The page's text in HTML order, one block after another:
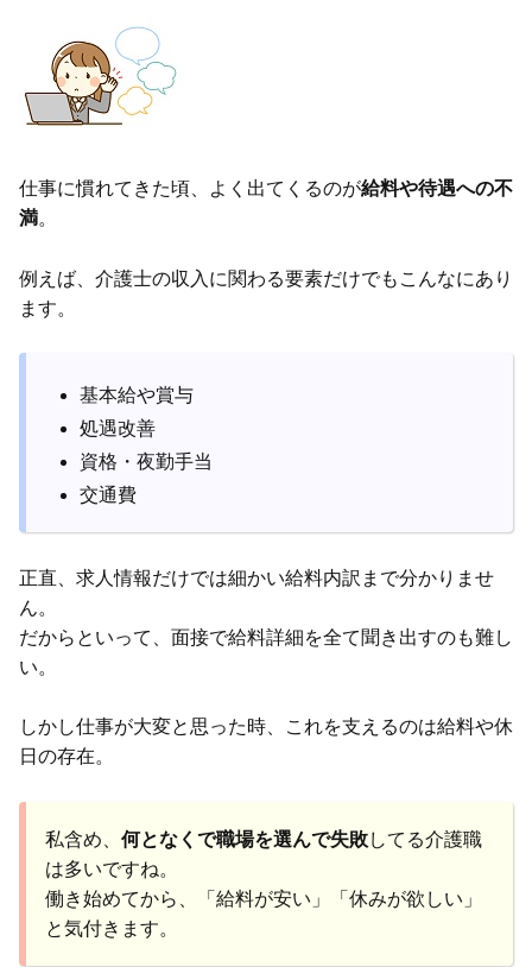
仕事に慣れてきた頃、よく出てくるのが給料や待遇への不
満。
例えば、介護士の収入に関わる要素だけでもこんなにあり
ます。
基本給や賞与
処遇改善
資格・夜勤手当
交通費
正直、求人情報だけでは細かい給料内訳まで分かりませ
ん。
だからといって、面接で給料詳細を全て聞き出すのも難し
い。
しかし仕事が大変と思った時、これを支えるのは給料や休
日の存在。
私含め、 何となくで職場を選んで失敗してる介護職
は多いですね。
働き始めてから、「給料が安い」「休みが欲しい」
と気付きます。